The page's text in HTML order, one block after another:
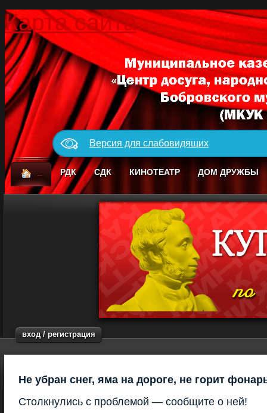
Карта сайта
Версия для слабовидящих
РДК СДК КИНОТЕАТР ДОМ ДРУЖБЫ
вход / регистрация
Не убран снег, яма на дороге, не горит
Столкнулись с проблемой — сообщите о ней!